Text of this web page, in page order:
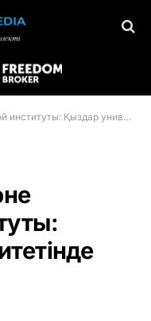
маңызды еңбек таныстырылды